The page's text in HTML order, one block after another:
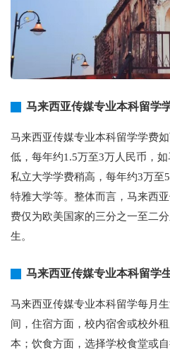
马来西亚传媒专业本科留学
马来西亚传媒专业本科留学学费
低，每年约1.5万至3万人民币，
私立大学学费稍高，每年约3万至
特雅大学等。整体而言，马来西
费仅为欧美国家的三分之一至二
生。
马来西亚传媒专业本科留学
马来西亚传媒专业本科留学每月
间，住宿方面，校内宿舍或校外
本；饮食方面，选择学校食堂或